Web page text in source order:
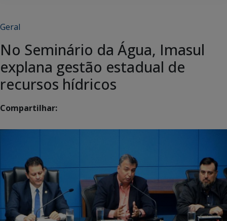
Geral
No Seminário da Água, Imasul
explana gestão estadual de
recursos hídricos
Compartilhar: